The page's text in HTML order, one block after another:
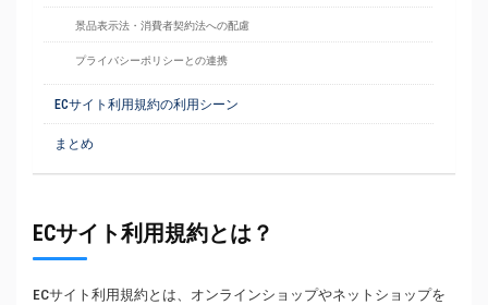
景品表示法・消費者契約法への配慮
プライバシーポリシーとの連携
ECサイト利用規約の利用シーン
まとめ
ECサイト利用規約とは？
ECサイト利用規約とは、オンラインショップやネットショップを